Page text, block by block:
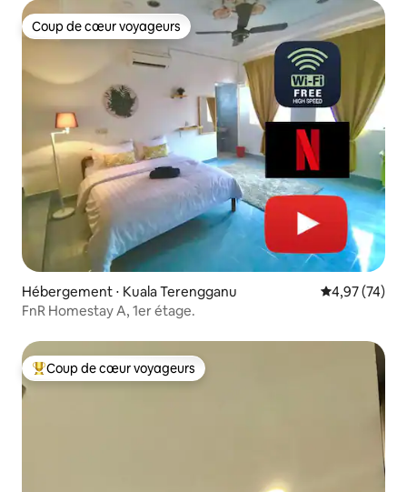
Coup de cœur voyageurs
Coup de cœur voyageurs
Hébergement ⋅ Kuala Terengganu Évaluation
4,97 (74)
FnR Homestay A, 1er étage.
Coups de cœur voyageurs les plus appréciés
Coup de cœur voyageurs